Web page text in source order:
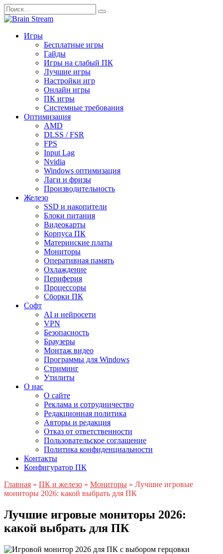
Перейти
к
Search
for:
Игры
Бесплатные игры
Гайды
Игры на слабый ПК
Лучшие игры
Настройки игр
Онлайн игры
ПК игры
Системные требования
Оптимизация
AMD
DLSS / FSR
FPS
Input Lag
Nvidia
Windows оптимизация
Лаги и фризы
Производительность
Железо
SSD и накопители
Блоки питания
Видеокарты
Корпуса ПК
Материнские платы
Мониторы
Оперативная память
Охлаждение
Периферия
Процессоры
Сборки ПК
Софт
AI и нейросети
VPN
Безопасность
Браузеры
Монтаж видео
Программы для Windows
Стриминг
Утилиты
О нас
О сайте
Реклама и сотрудничество
Редакционная политика
Авторы и редакция
Отказ от ответственности
Пользовательское соглашение
Политика конфиденциальности
Контакты
Конфигуратор ПК
Главная » ПК и железо » Мониторы » Лучшие игровые
мониторы 2026: какой выбрать для ПК
Лучшие игровые мониторы 2026:
какой выбрать для ПК